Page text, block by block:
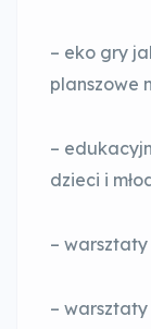
– eko gry
planszowe
–
dzieci i
– warsztaty
–